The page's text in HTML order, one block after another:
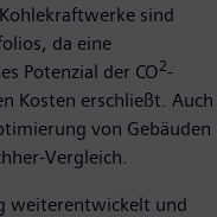
sind
da eine
Potenzial der CO2-
Kosten erschließt. Auch
von Gebäuden
Vergleich.
weiterentwickelt und